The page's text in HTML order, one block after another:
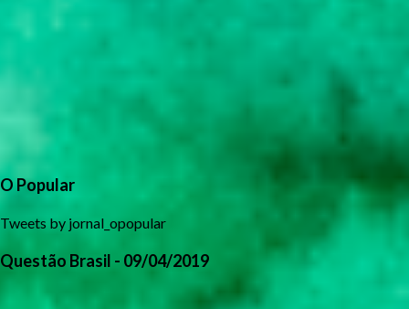
O Popular
Tweets by jornal_opopular
Questão Brasil - 09/04/2019